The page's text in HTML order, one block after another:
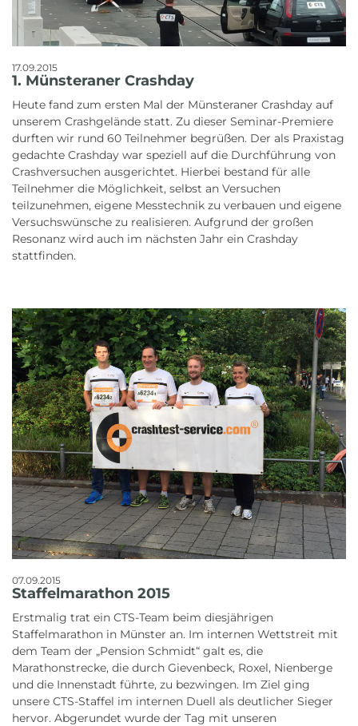
17.09.2015
1. Münsteraner Crashday
Heute fand zum ersten Mal der Münsteraner Crashday auf
unserem Crashgelände statt. Zu dieser Seminar-Premiere
durften wir rund 60 Teilnehmer begrüßen. Der als Praxistag
gedachte Crashday war speziell auf die Durchführung von
Crashversuchen ausgerichtet. Hierbei bestand für alle
Teilnehmer die Möglichkeit, selbst an Versuchen
teilzunehmen, eigene Messtechnik zu verbauen und eigene
Versuchswünsche zu realisieren. Aufgrund der großen
Resonanz wird auch im nächsten Jahr ein Crashday
stattfinden.
07.09.2015
Staffelmarathon 2015
Erstmalig trat ein CTS-Team beim diesjährigen
Staffelmarathon in Münster an. Im internen Wettstreit mit
dem Team der „Pension Schmidt“ galt es, die
Marathonstrecke, die durch Gievenbeck, Roxel, Nienberge
und die Innenstadt führte, zu bezwingen. Im Ziel ging
unsere CTS-Staffel im internen Duell als deutlicher Sieger
hervor. Abgerundet wurde der Tag mit unseren